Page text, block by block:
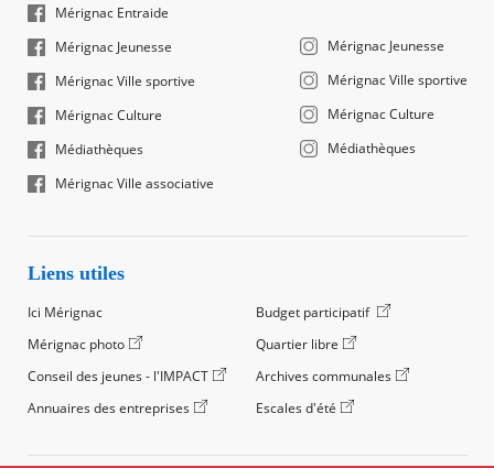
Mérignac Entraide
Mérignac Jeunesse
Mérignac Ville sportive
Mérignac Culture
Médiathèques
Mérignac Ville associative
Mérignac Jeunesse
Mérignac Ville sportive
Mérignac Culture
Médiathèques
Liens utiles
Ici Mérignac
Budget participatif
Mérignac photo
Quartier libre
Conseil des jeunes - l'IMPACT
Archives communales
Annuaires des entreprises
Escales d'été